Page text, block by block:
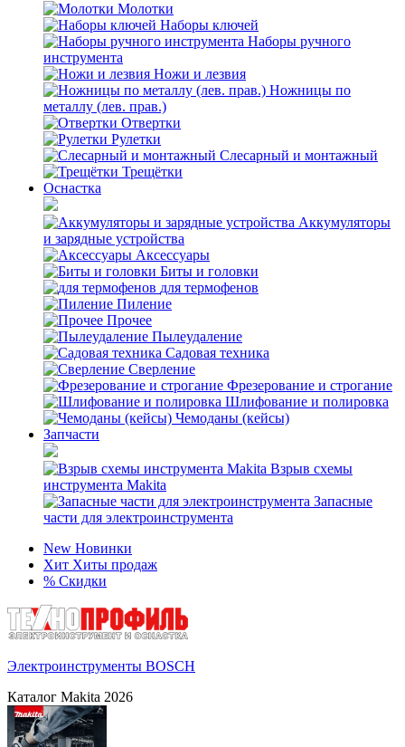
Молотки
Наборы ключей
Наборы ручного
инструмента
Ножи и лезвия
Ножницы по
металлу (лев. прав.)
Отвертки
Рулетки
Слесарный и монтажный
Трещётки
Оснастка
Аккумуляторы
и зарядные устройства
Аксессуары
Биты и головки
для термофенов
Пиление
Прочее
Пылеудаление
Садовая техника
Сверление
Фрезерование и строгание
Шлифование и полировка
Чемоданы (кейсы)
Запчасти
Взрыв схемы
инструмента Makita
Запасные
части для электроинструмента
New Новинки
Хит Хиты продаж
% Скидки
Электроинструменты BOSCH
Каталог Makita 2026